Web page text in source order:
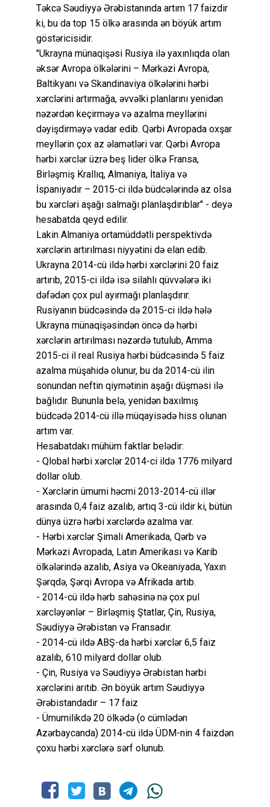
Təkcə Səudiyyə Ərəbistanında artım 17 faizdir
ki, bu da top 15 ölkə arasında ən böyük artım
göstəricisidir.
"Ukrayna münaqişəsi Rusiya ilə yaxınlıqda olan
əksər Avropa ölkələrini – Mərkəzi Avropa,
Baltikyanı və Skandinaviya ölkələrini hərbi
xərclərini artırmağa, əvvəlki planlarını yenidən
nəzərdən keçirməyə və azalma meyllərini
dəyişdirməyə vadar edib. Qərbi Avropada oxşar
meyllərin çox az əlamətləri var. Qərbi Avropa
hərbi xərclər üzrə beş lider ölkə Fransa,
Birləşmiş Krallıq, Almaniya, İtaliya və
İspaniyadır – 2015-ci ildə büdcələrində az olsa
bu xərcləri aşağı salmağı planlaşdırıblar" - deyə
hesabatda qeyd edilir.
Lakin Almaniya ortamüddətli perspektivdə
xərclərin artırılması niyyətini də elan edib.
Ukrayna 2014-cü ildə hərbi xərclərini 20 faiz
artırıb, 2015-ci ildə isə silahlı qüvvələrə iki
dəfədən çox pul ayırmağı planlaşdırır.
Rusiyanın büdcəsində də 2015-ci ildə hələ
Ukrayna münaqişəsindən öncə də hərbi
xərclərin artırılması nəzərdə tutulub, Amma
2015-ci il real Rusiya hərbi büdcəsində 5 faiz
azalma müşahidə olunur, bu da 2014-cü ilin
sonundan neftin qiymətinin aşağı düşməsi ilə
bağlıdır. Bununla belə, yenidən baxılmış
büdcədə 2014-cü illə müqayisədə hiss olunan
artım var.
Hesabatdakı mühüm faktlar belədir:
- Qlobal hərbi xərclər 2014-ci ildə 1776 milyard
dollar olub.
- Xərclərin ümumi həcmi 2013-2014-cü illər
arasında 0,4 faiz azalıb, artıq 3-cü ildir ki, bütün
dünya üzrə hərbi xərclərdə azalma var.
- Hərbi xərclər Şimali Amerikada, Qərb və
Mərkəzi Avropada, Latın Amerikası və Karib
ölkələrində azalıb, Asiya və Okeaniyada, Yaxın
Şərqdə, Şərqi Avropa və Afrikada artıb.
- 2014-cü ildə hərb sahəsinə nə çox pul
xərcləyənlər – Birləşmiş Ştatlar, Çin, Rusiya,
Səudiyyə Ərəbistan və Fransadır.
- 2014-cü ildə ABŞ-da hərbi xərclər 6,5 faiz
azalıb, 610 milyard dollar olub.
- Çin, Rusiya və Səudiyyə Ərəbistan hərbi
xərclərini arıtıb. Ən böyük artım Səudiyyə
Ərəbistandadır – 17 faiz
- Ümumilikdə 20 ölkədə (o cümlədən
Azərbaycanda) 2014-cü ildə ÜDM-nin 4 faizdən
çoxu hərbi xərclərə sərf olunub.